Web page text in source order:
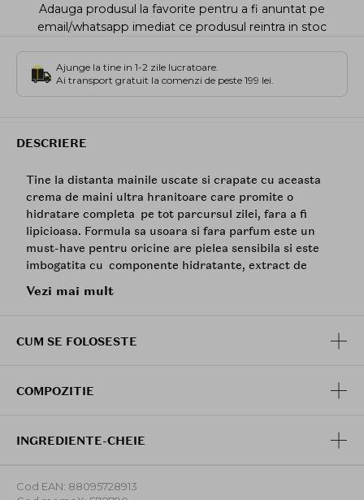
Adauga produsul la favorite pentru a fi anuntat pe
email/whatsapp imediat ce produsul reintra in stoc
Ajunge la tine in 1-2 zile lucratoare.
Ai transport gratuit la comenzi de peste 199 lei.
DESCRIERE
Tine la distanta mainile uscate si crapate cu aceasta
crema de maini ultra hranitoare care promite o
hidratare completa pe tot parcursul zilei, fara a fi
lipicioasa. Formula sa usoara si fara parfum este un
must-have pentru oricine are pielea sensibila si este
imbogatita cu componente hidratante, extract de
mentine mainile si unghiile sanatoase.
sau cand exista senzatie de uscaciune.
artificial *Vegan Friendly.
Vezi mai mult
CUM SE FOLOSESTE
COMPOZITIE
INGREDIENTE-CHEIE
Cod EAN: 88095728913